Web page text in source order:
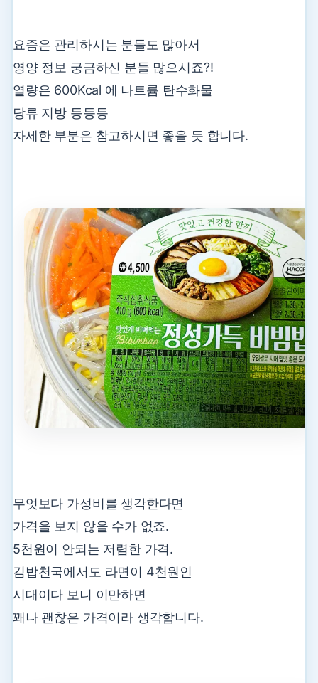
요즘은 관리하시는 분들도 많아서
영양 정보 궁금하신 분들 많으시죠?!
열량은 600Kcal 에 나트륨 탄수화물
당류 지방 등등등
자세한 부분은 참고하시면 좋을 듯 합니다.
무엇보다 가성비를 생각한다면
가격을 보지 않을 수가 없죠.
5천원이 안되는 저렴한 가격.
김밥천국에서도 라면이 4천원인
시대이다 보니 이만하면
꽤나 괜찮은 가격이라 생각합니다.